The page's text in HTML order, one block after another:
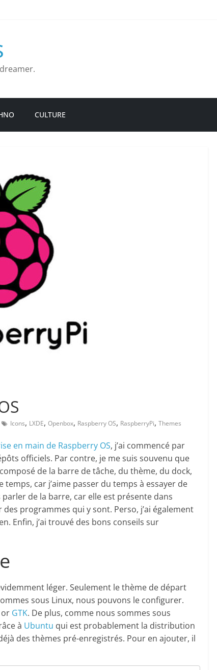
CULTURE
Icons, LXDE, Openbox, Raspberry OS, RaspberryPi, Themes
en main de Raspberry OS, j’ai commencé par
officiels. Par contre, je me suis souvenu que
de la barre de tâche, du thème, du dock,
car j’aime passer du temps à essayer de
de la barre, car elle est présente dans
des programmes qui y sont. Perso, j’ai également
Enfin, j’ai trouvé des bons conseils sur
léger. Seulement le thème de départ
sous Linux, nous pouvons le configurer.
or GTK. De plus, comme nous sommes sous
à Ubuntu qui est probablement la distribution
des thèmes pré-enregistrés. Pour en ajouter, il